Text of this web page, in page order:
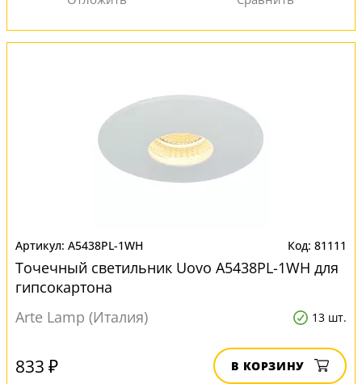
A5438PL-1WH 81111
Точечный светильник Uovo A5438PL-1WH для
гипсокартона
Arte Lamp (Италия)
13 шт.
833 ₽ В КОРЗИНУ